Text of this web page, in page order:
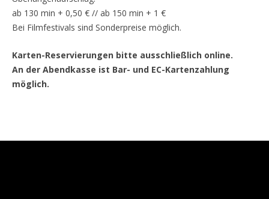
ab 130 min + 0,50 € // ab 150 min + 1 €
Bei Filmfestivals sind Sonderpreise möglich.
Karten-Reservierungen bitte ausschließlich online.
An der Abendkasse ist Bar- und EC-Kartenzahlung
möglich.